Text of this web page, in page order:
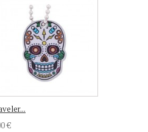
€